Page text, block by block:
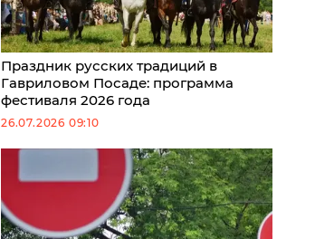
Праздник русских традиций в
Гавриловом Посаде: программа
фестиваля 2026 года
26.07.2026 09:10